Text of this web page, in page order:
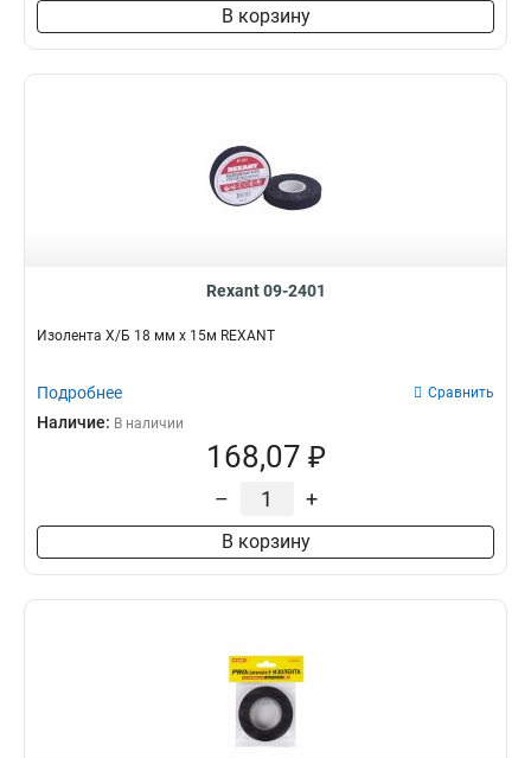
В корзину
Rexant 09-2401
Изолента Х/Б 18 мм х 15м REXANT
Подробнее Сравнить
Наличие: В наличии
168,07 ₽
– +
В корзину